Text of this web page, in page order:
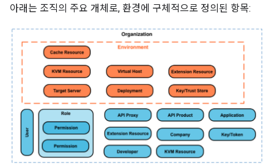
아래는 조직의 주요 개체로, 환경에 구체적으로 정의된 항목: